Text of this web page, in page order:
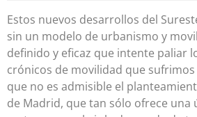
Estos nuevos desarrollos del
sin un modelo de urbanismo y
definido y eficaz que intente paliar
crónicos de movilidad que
que no es admisible el
de Madrid, que tan sólo ofrece una